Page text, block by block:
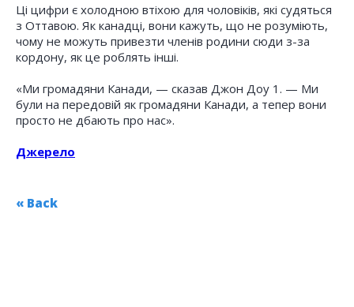
Ці цифри є холодною втіхою для чоловіків, які судяться
з Оттавою. Як канадці, вони кажуть, що не розуміють,
чому не можуть привезти членів родини сюди з-за
кордону, як це роблять інші.
«Ми громадяни Канади, — сказав Джон Доу 1. — Ми
були на передовій як громадяни Канади, а тепер вони
просто не дбають про нас».
Джерело
« Back